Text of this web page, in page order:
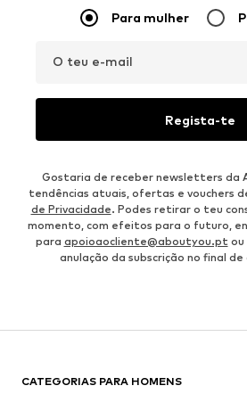
Para mulher
O teu e-mail
Regista-te
Gostaria de receber newsletters da
tendências atuais, ofertas e vouchers
de Privacidade. Podes retirar o teu
momento, com efeitos para o futuro,
para apoioaocliente@aboutyou.ptou
anulação da subscrição no final
CATEGORIAS PARA HOMENS